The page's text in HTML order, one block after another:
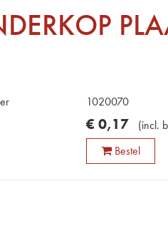
1020070
€ 0,17 (incl.
Bestel